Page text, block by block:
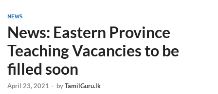
NEWS
News: Eastern Province
Teaching Vacancies to be
filled soon
April 23, 2021 - byTamilGuru.lk